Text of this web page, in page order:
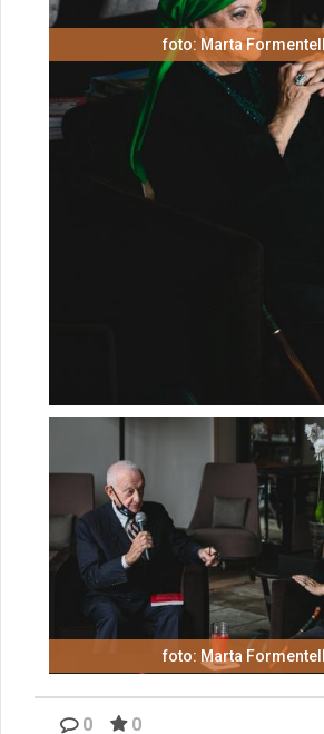
foto: Marta
foto: Marta
0 0